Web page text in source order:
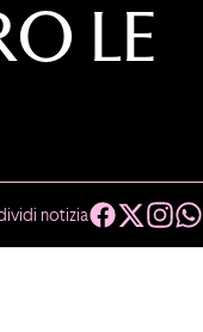
LE
notizia